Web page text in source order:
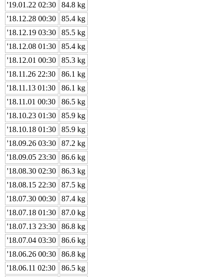
'19.01.22 02:30
84.8 kg
'18.12.28 00:30
85.4 kg
'18.12.19 03:30
85.5 kg
'18.12.08 01:30
85.4 kg
'18.12.01 00:30
85.3 kg
'18.11.26 22:30
86.1 kg
'18.11.13 01:30
86.1 kg
'18.11.01 00:30
86.5 kg
'18.10.23 01:30
85.9 kg
'18.10.18 01:30
85.9 kg
'18.09.26 03:30
87.2 kg
'18.09.05 23:30
86.6 kg
'18.08.30 02:30
86.3 kg
'18.08.15 22:30
87.5 kg
'18.07.30 00:30
87.4 kg
'18.07.18 01:30
87.0 kg
'18.07.13 23:30
86.8 kg
'18.07.04 03:30
86.6 kg
'18.06.26 00:30
86.8 kg
'18.06.11 02:30
86.5 kg